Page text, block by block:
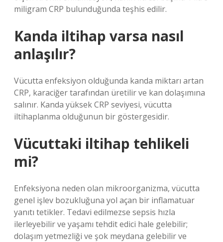
miligram CRP bulunduğunda teşhis edilir.
Kanda iltihap varsa nasıl
anlaşılır?
Vücutta enfeksiyon olduğunda kanda miktarı artan
CRP, karaciğer tarafından üretilir ve kan dolaşımına
salınır. Kanda yüksek CRP seviyesi, vücutta
iltihaplanma olduğunun bir göstergesidir.
Vücuttaki iltihap tehlikeli
mi?
Enfeksiyona neden olan mikroorganizma, vücutta
genel işlev bozukluğuna yol açan bir inflamatuar
yanıtı tetikler. Tedavi edilmezse sepsis hızla
ilerleyebilir ve yaşamı tehdit edici hale gelebilir;
dolaşım yetmezliği ve şok meydana gelebilir ve